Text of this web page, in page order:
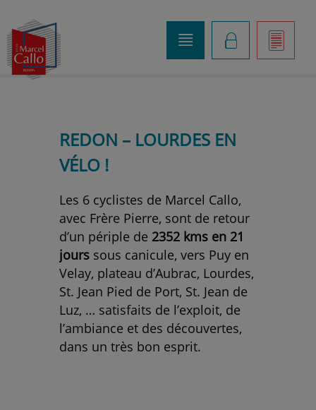
]
K
o
REDON – LOURDES EN
VÉLO !
Les 6 cyclistes de Marcel Callo,
avec Frère Pierre, sont de retour
d’un périple de 2352 kms en 21
jours sous canicule, vers Puy en
Velay, plateau d’Aubrac, Lourdes,
St. Jean Pied de Port, St. Jean de
Luz, … satisfaits de l’exploit, de
l’ambiance et des découvertes,
dans un très bon esprit.